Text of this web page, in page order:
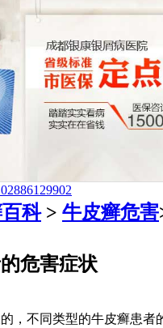
科> 牛皮癣危害
危害症状
，不同类型的牛皮癣患者